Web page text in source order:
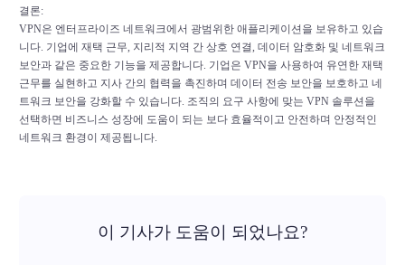
결론:
VPN은 엔터프라이즈 네트워크에서 광범위한 애플리케이션을 보유하고 있습
니다. 기업에 재택 근무, 지리적 지역 간 상호 연결, 데이터 암호화 및 네트워크
보안과 같은 중요한 기능을 제공합니다. 기업은 VPN을 사용하여 유연한 재택
근무를 실현하고 지사 간의 협력을 촉진하며 데이터 전송 보안을 보호하고 네
트워크 보안을 강화할 수 있습니다. 조직의 요구 사항에 맞는 VPN 솔루션을
선택하면 비즈니스 성장에 도움이 되는 보다 효율적이고 안전하며 안정적인
네트워크 환경이 제공됩니다.
이 기사가 도움이 되었나요?